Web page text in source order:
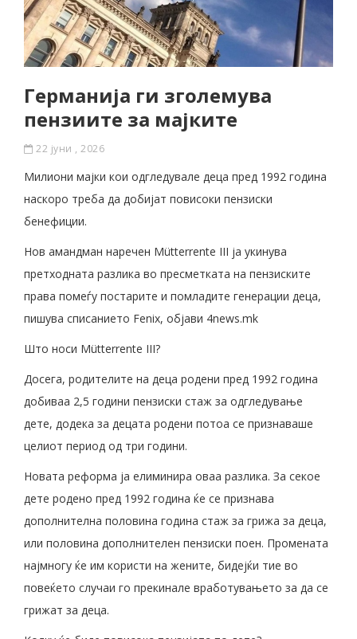
Германија ги зголемува
пензиите за мајките
22 јуни , 2026
Милиони мајки кои одгледувале деца пред 1992 година
наскоро треба да добијат повисоки пензиски
бенефиции.
Нов амандман наречен Mütterrente III ја укинува
претходната разлика во пресметката на пензиските
права помеѓу постарите и помладите генерации деца,
пишува списанието Fenix, објави 4news.mk
Што носи Mütterrente III?
Досега, родителите на деца родени пред 1992 година
добиваа 2,5 години пензиски стаж за одгледување
дете, додека за децата родени потоа се признаваше
целиот период од три години.
Новата реформа ја елиминира оваа разлика. За секое
дете родено пред 1992 година ќе се признава
дополнителна половина година стаж за грижа за деца,
или половина дополнителен пензиски поен. Промената
најмногу ќе им користи на жените, бидејќи тие во
повеќето случаи го прекинале вработувањето за да се
грижат за деца.